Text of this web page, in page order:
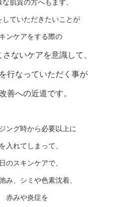
な肌質の方へもまず、
していただきたいことが
ンケアをする際の
さないケアを意識して、
行なっていただく事が
善への近道です。
ング時から必要以上に
入れてしまって、
のスキンケアで、
み、シミや色素沈着、
赤みや炎症を